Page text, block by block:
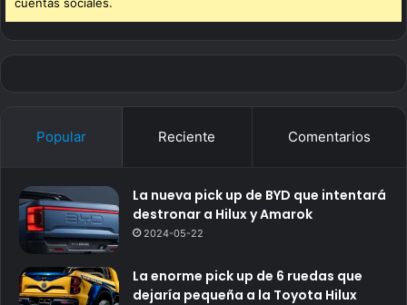
Popular Reciente Comentarios
La nueva pick up de BYD que intentará
destronar a Hilux y Amarok
2024-05-22
La enorme pick up de 6 ruedas que
dejaría pequeña a la Toyota Hilux